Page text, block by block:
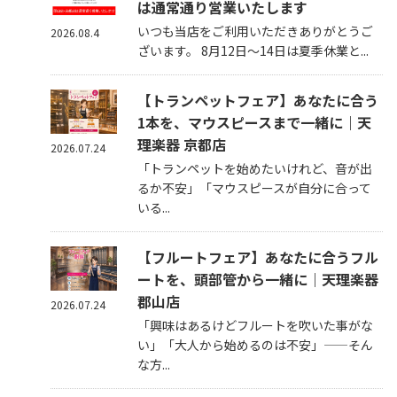
は通常通り営業いたします
いつも当店をご利用いただきありがとうご
ざいます。 8月12日～14日は夏季休業と...
2026.08.4
【トランペットフェア】あなたに合う
1本を、マウスピースまで一緒に｜天
理楽器 京都店
「トランペットを始めたいけれど、音が出
るか不安」「マウスピースが自分に合って
いる...
2026.07.24
【フルートフェア】あなたに合うフル
ートを、頭部管から一緒に｜天理楽器
郡山店
「興味はあるけどフルートを吹いた事がな
い」「大人から始めるのは不安」——そん
な方...
2026.07.24